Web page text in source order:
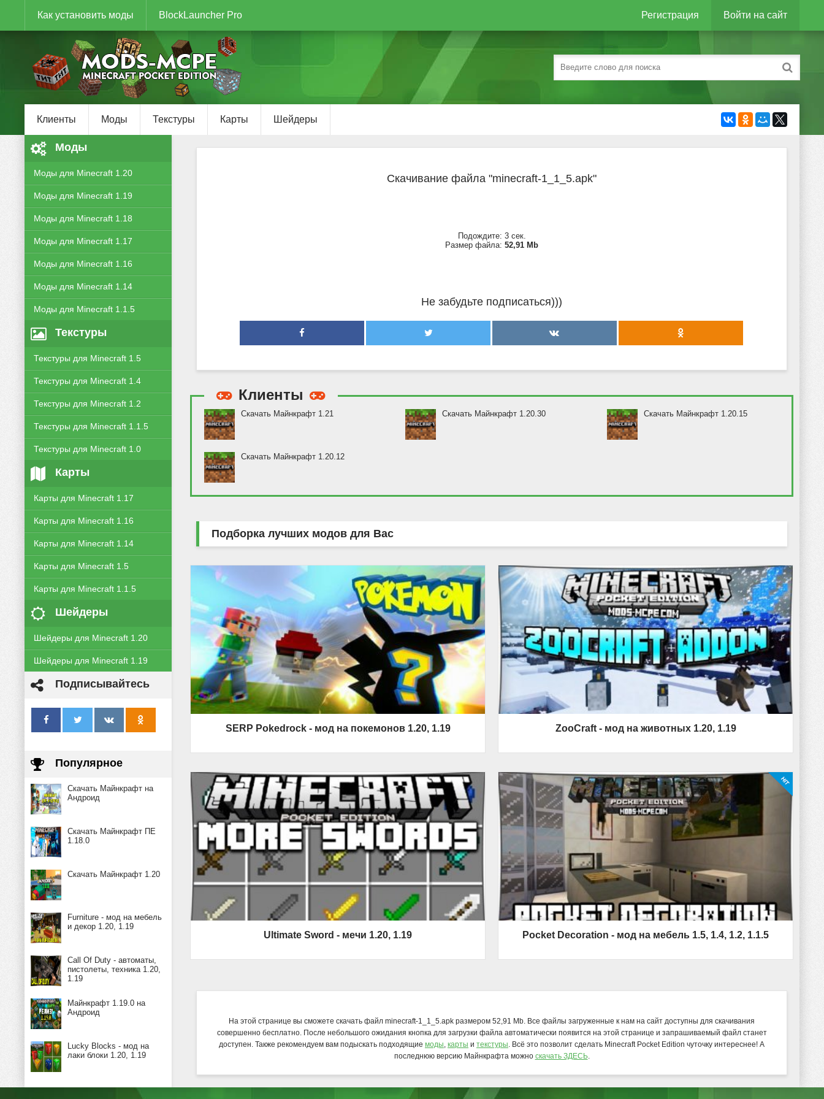
Как установить моды BlockLauncher Pro Регистрация Войти на сайт
Клиенты Моды Текстуры Карты Шейдеры
Моды
Моды для Minecraft 1.20
Моды для Minecraft 1.19
Моды для Minecraft 1.18
Моды для Minecraft 1.17
Моды для Minecraft 1.16
Моды для Minecraft 1.14
Моды для Minecraft 1.1.5
Текстуры
Текстуры для Minecraft 1.5
Текстуры для Minecraft 1.4
Текстуры для Minecraft 1.2
Текстуры для Minecraft 1.1.5
Текстуры для Minecraft 1.0
Карты
Карты для Minecraft 1.17
Карты для Minecraft 1.16
Карты для Minecraft 1.14
Карты для Minecraft 1.5
Карты для Minecraft 1.1.5
Шейдеры
Шейдеры для Minecraft 1.20
Шейдеры для Minecraft 1.19
Подписывайтесь
Популярное
Скачать Майнкрафт на
Андроид
Скачать Майнкрафт ПЕ
1.18.0
Скачать Майнкрафт 1.20
Furniture - мод на мебель
и декор 1.20, 1.19
Call Of Duty - автоматы,
пистолеты, техника 1.20,
1.19
Майнкрафт 1.19.0 на
Андроид
Lucky Blocks - мод на
лаки блоки 1.20, 1.19
Скачивание файла "minecraft-1_1_5.apk"
Подождите: 2сек.
Размер файла: 52,91 Mb
Не забудьте подписаться)))
Клиенты
Скачать Майнкрафт 1.21 Скачать Майнкрафт 1.20.30 Скачать Майнкрафт 1.20.15
Скачать Майнкрафт 1.20.12
Подборка лучших модов для Вас
SERP Pokedrock - мод на покемонов 1.20, 1.19 ZooCraft - мод на животных 1.20, 1.19
Ultimate Sword - мечи 1.20, 1.19 Pocket Decoration - мод на мебель 1.5, 1.4, 1.2, 1.1.5
На этой странице вы сможете скачать файл minecraft-1_1_5.apk размером 52,91 Mb. Все файлы загруженные к нам на сайт доступны для скачивания
совершенно бесплатно. После небольшого ожидания кнопка для загрузки файла автоматически появится на этой странице и запрашиваемый файл станет
доступен. Также рекомендуем вам подыскать подходящие моды, карты и текстуры. Всё это позволит сделать Minecraft Pocket Edition чуточку интереснее! А
последнюю версию Майнкрафта можно скачать ЗДЕСЬ.